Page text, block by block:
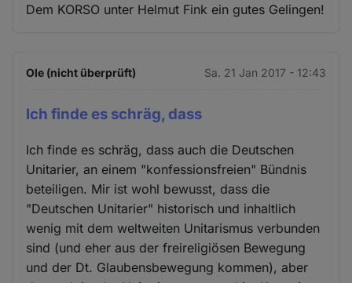
Dem KORSO unter Helmut Fink ein gutes Gelingen!
Ole (nicht überprüft) Sa. 21 Jan 2017 - 12:43
Ich finde es schräg, dass
Ich finde es schräg, dass auch die Deutschen
Unitarier, an einem "konfessionsfreien" Bündnis
beteiligen. Mir ist wohl bewusst, dass die
"Deutschen Unitarier" historisch und inhaltlich
wenig mit dem weltweiten Unitarismus verbunden
sind (und eher aus der freireligiösen Bewegung
und der Dt. Glaubensbewegung kommen), aber